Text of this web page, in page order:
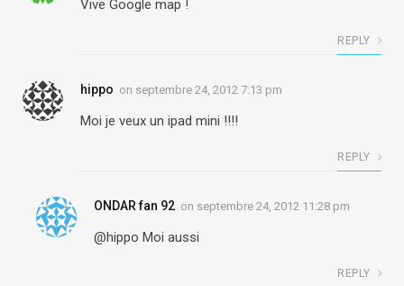
Vive Google map !
REPLY
hippo on septembre 24, 2012 7:13 pm
Moi je veux un ipad mini !!!!
REPLY
ONDAR fan 92 on septembre 24, 2012 11:28 pm
@hippo Moi aussi
REPLY